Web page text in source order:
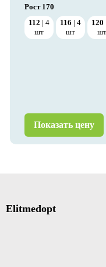
Рост170
112
4
шт
116
4
шт
120
шт
Показать цену
Elitmedopt